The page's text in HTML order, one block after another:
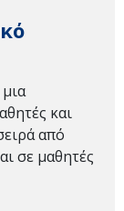
και
από
σε μαθητές